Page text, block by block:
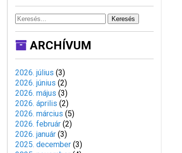
Keresés
ARCHÍVUM
2026. július (3)
2026. június (2)
2026. május (3)
2026. április (2)
2026. március (5)
2026. február (2)
2026. január (3)
2025. december (3)